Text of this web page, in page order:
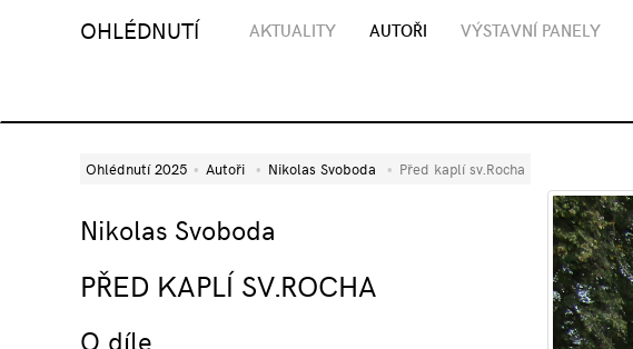
OHLÉDNUTÍ AKTUALITY AUTOŘI VÝSTAVNÍ PANELY
Ohlédnutí 2025 Autoři Nikolas Svoboda Před kaplí sv.Rocha
Nikolas Svoboda
PŘED KAPLÍ SV.ROCHA
O díle